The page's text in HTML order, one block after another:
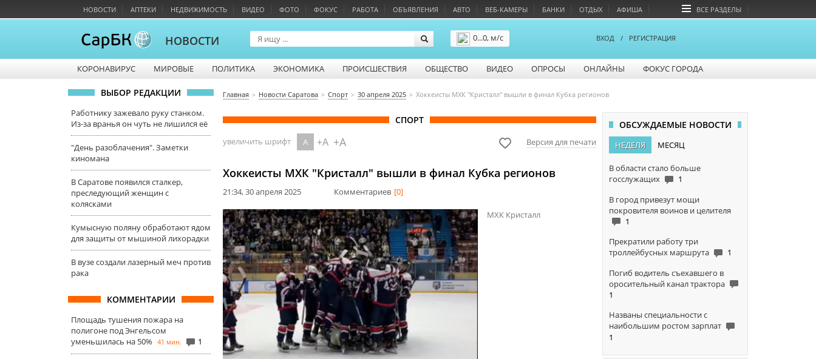
НОВОСТИ АПТЕКИ НЕДВИЖИМОСТЬ ВИДЕО ФОТО ФОКУС РАБОТА ОБЪЯВЛЕНИЯ АВТО ВЕБ-КАМЕРЫ БАНКИ ОТДЫХ АФИША ВСЕ РАЗДЕЛЫ
НОВОСТИ
0...0, м/с
ВХОД / РЕГИСТРАЦИЯ
КОРОНАВИРУС МИРОВЫЕ ПОЛИТИКА ЭКОНОМИКА ПРОИСШЕСТВИЯ ОБЩЕСТВО ВИДЕО ОПРОСЫ ОНЛАЙНЫ ФОКУС ГОРОДА
ВЫБОР РЕДАКЦИИ
Работнику зажевало руку станком.
Из-за вранья он чуть не лишился её
"День разоблачения". Заметки
киномана
В Саратове появился сталкер,
преследующий женщин с
колясками
Кумысную поляну обработают ядом
для защиты от мышиной лихорадки
В вузе создали лазерный меч против
рака
КОММЕНТАРИИ
Площадь тушения пожара на
полигоне под Энгельсом
уменьшилась на 50% 41 мин. 1
Главная Новости Саратова Спорт 30 апреля 2025 Хоккеисты МХК "Кристалл" вышли в финал Кубка регионов
СПОРТ
увеличить шрифт A +A +A Версия для печати
Хоккеисты МХК "Кристалл" вышли в финал Кубка регионов
21:34, 30 апреля 2025 Комментариев [0]
МХК Кристалл
ОБСУЖДАЕМЫЕ НОВОСТИ
НЕДЕЛЯ МЕСЯЦ
В области стало больше
госслужащих
1
В город привезут мощи
покровителя воинов и целителя
1
Прекратили работу три
троллейбусных маршрута
1
Погиб водитель съехавшего в
оросительный канал трактора
1
Названы специальности с
наибольшим ростом зарплат
1